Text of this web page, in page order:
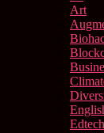
Art
Edtech